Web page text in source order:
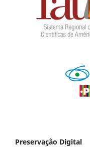
Preservação Digital